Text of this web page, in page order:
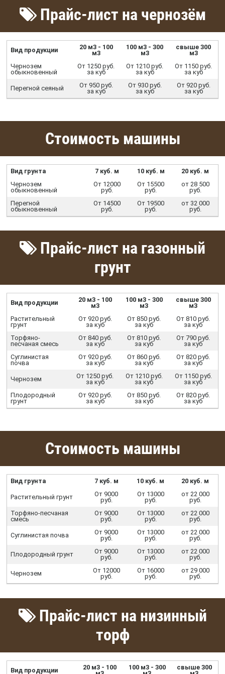
Прайс-лист на чернозём
Вид продукции
20 м3 - 100
м3
100 м3 - 300
м3
свыше 300
м3
Чернозем
обыкновенный
От 1250 руб.
за куб
От 1210 руб.
за куб
От 1150 руб.
за куб
Перегной сеяный
От 950 руб.
за куб
От 930 руб.
за куб
От 920 руб.
за куб
Стоимость машины
Вид грунта 7 куб. м 10 куб. м
20 куб. м
Чернозем
обыкновенный
От 12000
руб.
От 15500
руб.
от 28 500
руб.
Перегной
обыкновенный
От 14500
руб.
От 19500
руб.
от 32 000
руб.
Прайс-лист на газонный
грунт
Вид продукции
20 м3 - 100
м3
100 м3 - 300
м3
свыше 300
м3
Растительный
грунт
От 920 руб.
за куб
От 850 руб.
за куб
От 810 руб.
за куб
Торфяно-
песчаная смесь
От 840 руб.
за куб
От 810 руб.
за куб
От 790 руб.
за куб
Суглинистая
почва
От 920 руб.
за куб
От 860 руб.
за куб
От 820 руб.
за куб
Чернозем
От 1250 руб.
за куб
От 1210 руб.
за куб
От 1150 руб.
за куб
Плодородный
грунт
От 920 руб.
за куб
От 850 руб.
за куб
От 820 руб.
за куб
Стоимость машины
Вид грунта 7 куб. м 10 куб. м 20 куб. м
Растительный грунт
От 9000
руб.
От 13000
руб.
от 22 000
руб.
Торфяно-песчаная
смесь
От 9000
руб.
От 13000
руб.
от 22 000
руб.
Суглинистая почва
От 9000
руб.
От 13000
руб.
от 22 000
руб.
Плодородный грунт
От 9000
руб.
От 13000
руб.
от 22 000
руб.
Чернозем
От 12000
руб.
От 16000
руб.
от 29 000
руб.
Прайс-лист на низинный
торф
Вид продукции
20 м3 - 100
100 м3 - 300
свыше 300